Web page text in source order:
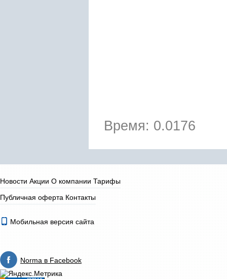
Время: 0.0176
Новости Акции О компании Тарифы
Публичная оферта Контакты
Мобильная версия сайта
Norma в Facebook